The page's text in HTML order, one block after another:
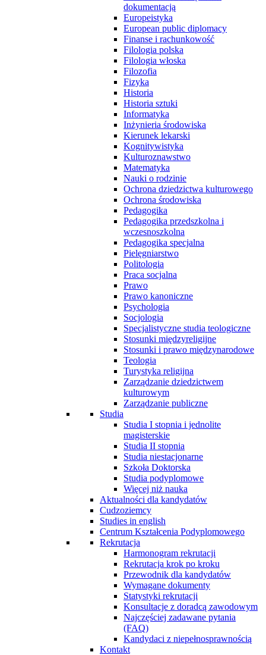
dokumentacją
Europeistyka
European public diplomacy
Finanse i rachunkowość
Filologia polska
Filologia włoska
Filozofia
Fizyka
Historia
Historia sztuki
Informatyka
Inżynieria środowiska
Kierunek lekarski
Kognitywistyka
Kulturoznawstwo
Matematyka
Nauki o rodzinie
Ochrona dziedzictwa kulturowego
Ochrona środowiska
Pedagogika
Pedagogika przedszkolna i
wczesnoszkolna
Pedagogika specjalna
Pielęgniarstwo
Politologia
Praca socjalna
Prawo
Prawo kanoniczne
Psychologia
Socjologia
Specjalistyczne studia teologiczne
Stosunki międzyreligijne
Stosunki i prawo międzynarodowe
Teologia
Turystyka religijna
Zarządzanie dziedzictwem
kulturowym
Zarządzanie publiczne
Studia
Studia I stopnia i jednolite
magisterskie
Studia II stopnia
Studia niestacjonarne
Szkoła Doktorska
Studia podyplomowe
Więcej niż nauka
Aktualności dla kandydatów
Cudzoziemcy
Studies in english
Centrum Kształcenia Podyplomowego
Rekrutacja
Harmonogram rekrutacji
Rekrutacja krok po kroku
Przewodnik dla kandydatów
Wymagane dokumenty
Statystyki rekrutacji
Konsultacje z doradcą zawodowym
Najczęściej zadawane pytania
(FAQ)
Kandydaci z niepełnosprawnością
Kontakt